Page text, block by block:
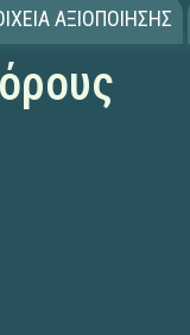
ΑΞΙΟΠΟΙΗΣΗΣ